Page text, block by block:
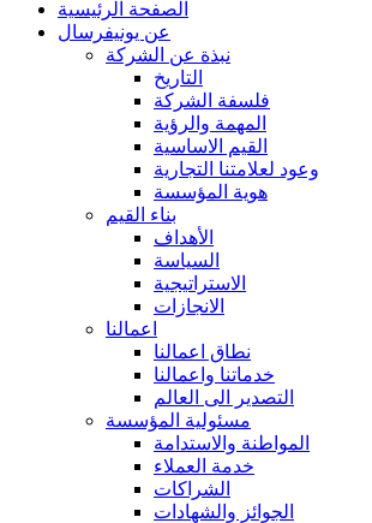
الصفحة الرئيسية
عن يونيفرسال
نبذة عن الشركة
التاريخ
فلسفة الشركة
المهمة والرؤية
القيم الاساسية
وعود لعلامتنا التجارية
هوية المؤسسة
بناء القيم
الأهداف
السياسة
الاستراتيجية
الانجازات
اعمالنا
نطاق اعمالنا
خدماتنا واعمالنا
التصدير الى العالم
مسئولية المؤسسة
المواطنة والاستدامة
خدمة العملاء
الشراكات
الجوائز والشهادات